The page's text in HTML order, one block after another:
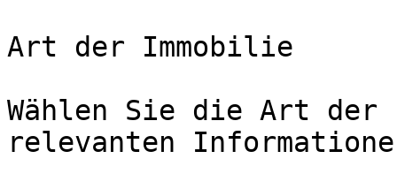
Art der Immobilie
Wählen Sie die Art
relevanten